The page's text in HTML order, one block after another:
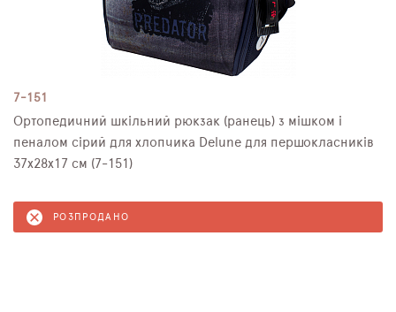
7-151
Ортопедичний шкільний рюкзак (ранець) з мішком і
пеналом сірий для хлопчика Delune для першокласників
37х28х17 см (7-151)
РОЗПРОДАНО